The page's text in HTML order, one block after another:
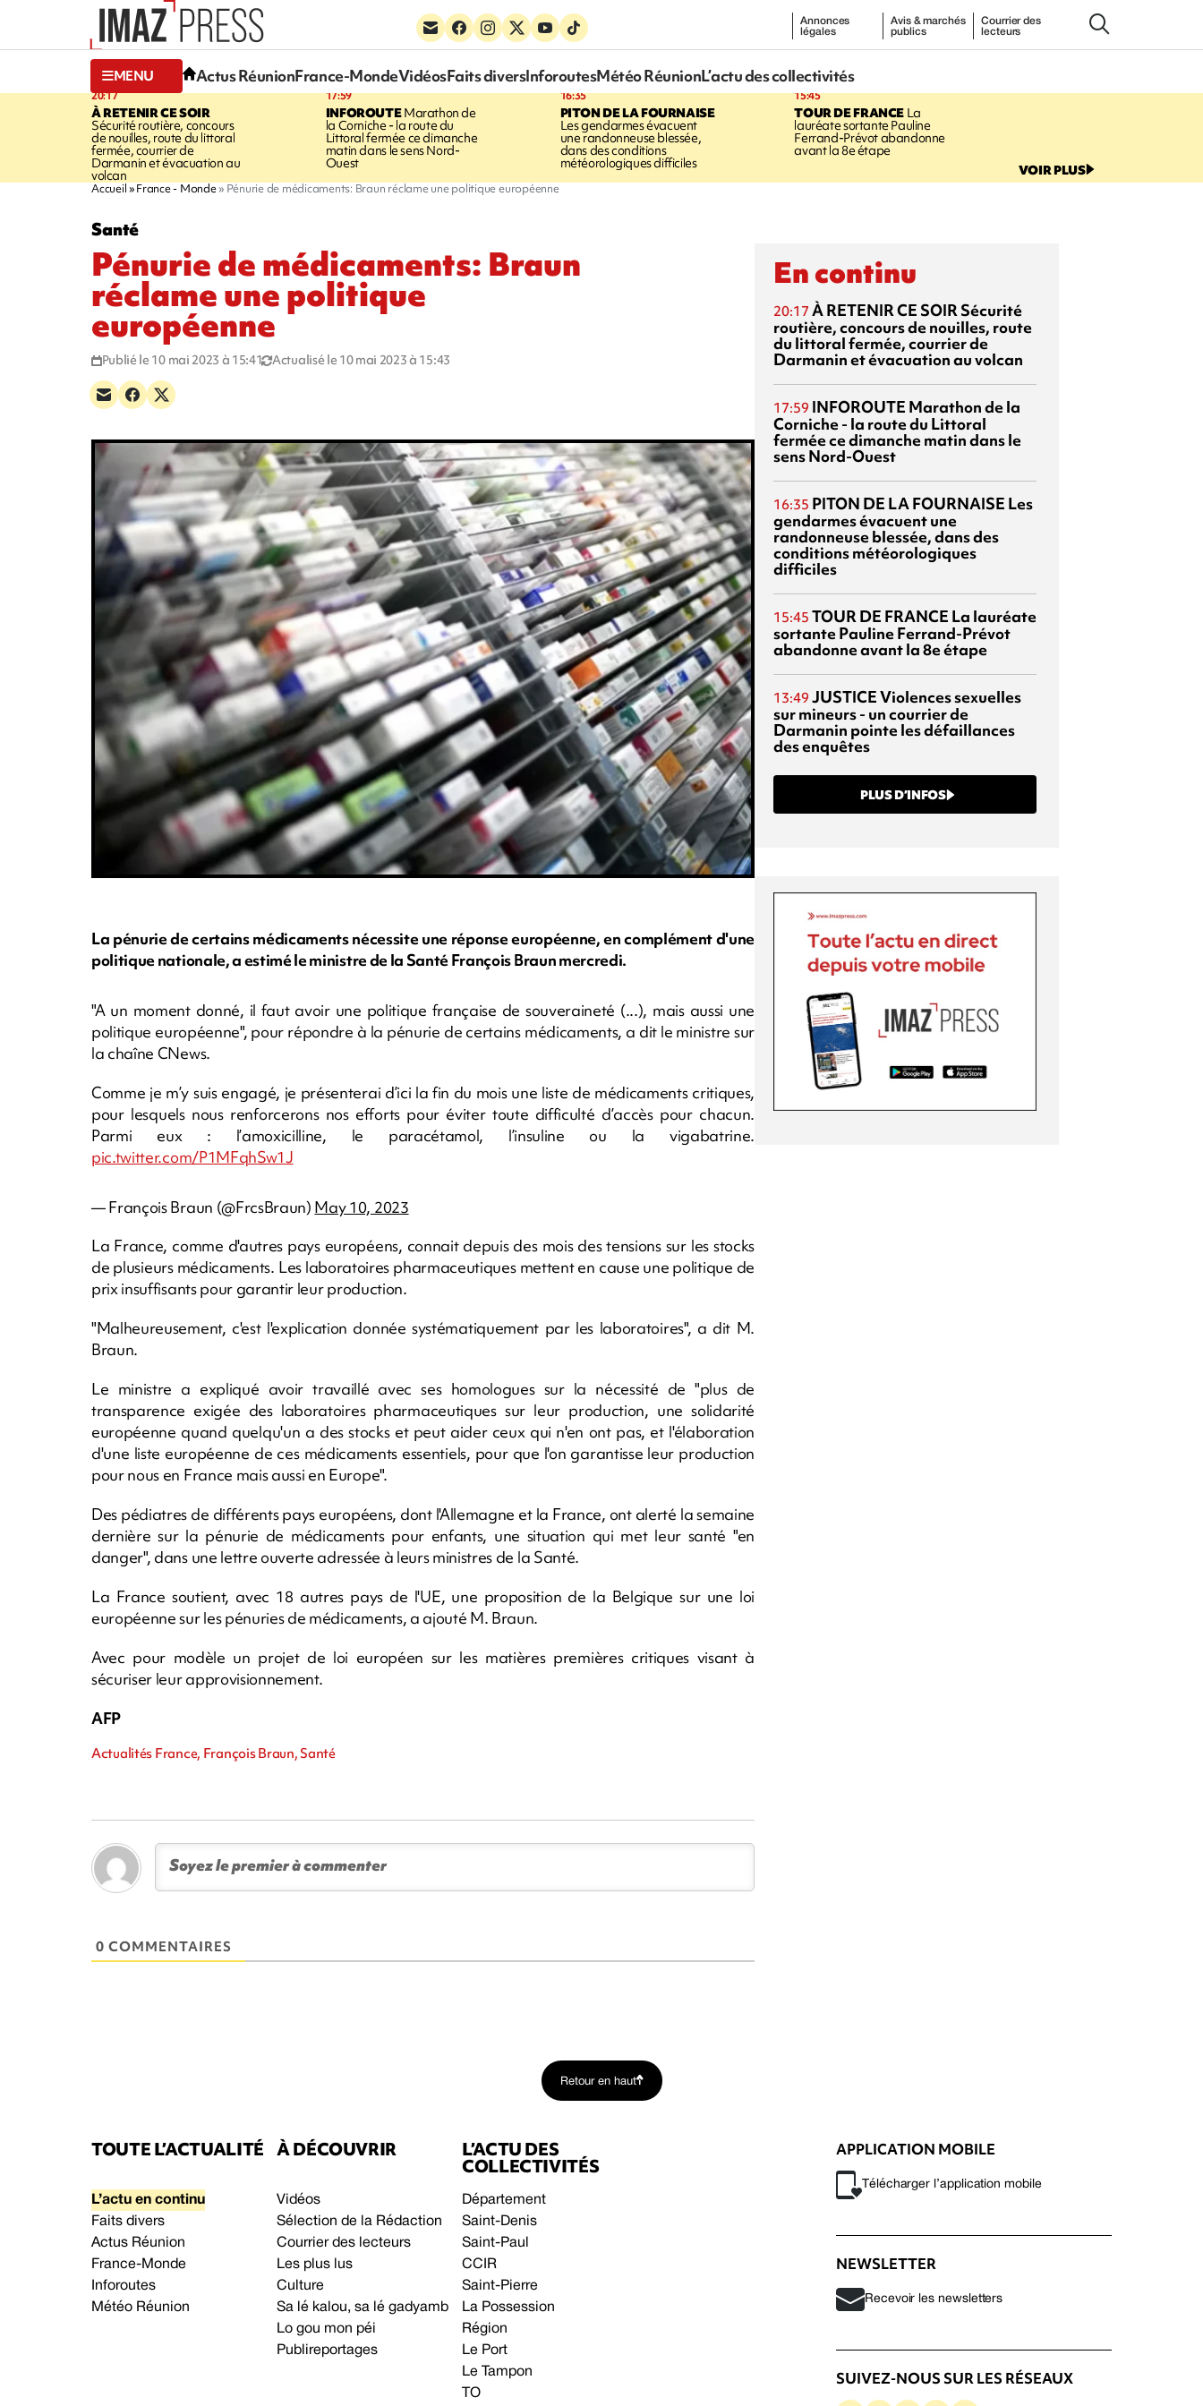
Annonces
légales
Avis & marchés
publics
Courrier des
lecteurs
MENU Actus RéunionFrance-MondeVidéosFaits diversInforoutesMétéo RéunionL’actu des collectivités
20:17
À RETENIR CE SOIR
Sécurité routière, concours
de nouilles, route du littoral
fermée, courrier de
Darmanin et évacuation au
volcan
17:59
INFOROUTEMarathon de
la Corniche - la route du
Littoral fermée ce dimanche
matin dans le sens Nord-
Ouest
16:35
PITON DE LA FOURNAISE
Les gendarmes évacuent
une randonneuse blessée,
dans des conditions
météorologiques difficiles
15:45
TOUR DE FRANCELa
lauréate sortante Pauline
Ferrand-Prévot abandonne
avant la 8e étape
VOIR PLUS
Accueil France - Monde Pénurie de médicaments: Braun réclame une politique européenne
Santé
Pénurie de médicaments: Braun
réclame une politique
européenne
Publié le 10 mai 2023 à 15:41 Actualisé le 10 mai 2023 à 15:43
La pénurie de certains médicaments nécessite une réponse européenne, en complément d'une
politique nationale, a estimé le ministre de la Santé François Braun mercredi.
"A un moment donné, il faut avoir une politique française de souveraineté (...), mais aussi une
politique européenne", pour répondre à la pénurie de certains médicaments, a dit le ministre sur
la chaîne CNews.
Comme je m’y suis engagé, je présenterai d’ici la fin du mois une liste de médicaments critiques,
pour lesquels nous renforcerons nos efforts pour éviter toute difficulté d’accès pour chacun.
Parmi eux : l’amoxicilline, le paracétamol, l’insuline ou la vigabatrine.
pic.twitter.com/P1MFqhSw1J
— François Braun (@FrcsBraun) May 10, 2023
La France, comme d'autres pays européens, connait depuis des mois des tensions sur les stocks
de plusieurs médicaments. Les laboratoires pharmaceutiques mettent en cause une politique de
prix insuffisants pour garantir leur production.
"Malheureusement, c'est l'explication donnée systématiquement par les laboratoires", a dit M.
Braun.
Le ministre a expliqué avoir travaillé avec ses homologues sur la nécessité de "plus de
transparence exigée des laboratoires pharmaceutiques sur leur production, une solidarité
européenne quand quelqu'un a des stocks et peut aider ceux qui n'en ont pas, et l'élaboration
d'une liste européenne de ces médicaments essentiels, pour que l'on garantisse leur production
pour nous en France mais aussi en Europe".
Des pédiatres de différents pays européens, dont l'Allemagne et la France, ont alerté la semaine
dernière sur la pénurie de médicaments pour enfants, une situation qui met leur santé "en
danger", dans une lettre ouverte adressée à leurs ministres de la Santé.
La France soutient, avec 18 autres pays de l'UE, une proposition de la Belgique sur une loi
européenne sur les pénuries de médicaments, a ajouté M. Braun.
Avec pour modèle un projet de loi européen sur les matières premières critiques visant à
sécuriser leur approvisionnement.
AFP
Actualités France, François Braun, Santé
0 COMMENTAIRES
En continu
20:17 À RETENIR CE SOIR Sécurité
routière, concours de nouilles, route
du littoral fermée, courrier de
Darmanin et évacuation au volcan
17:59 INFOROUTE Marathon de la
Corniche - la route du Littoral
fermée ce dimanche matin dans le
sens Nord-Ouest
16:35 PITON DE LA FOURNAISE Les
gendarmes évacuent une
randonneuse blessée, dans des
conditions météorologiques
difficiles
15:45 TOUR DE FRANCE La lauréate
sortante Pauline Ferrand-Prévot
abandonne avant la 8e étape
13:49 JUSTICEViolences sexuelles
sur mineurs - un courrier de
Darmanin pointe les défaillances
des enquêtes
PLUS D’INFOS
Retour en haut
TOUTE L’ACTUALITÉ
L’actu en continu
Faits divers
Actus Réunion
France-Monde
Inforoutes
Météo Réunion
À DÉCOUVRIR
Vidéos
Sélection de la Rédaction
Courrier des lecteurs
Les plus lus
Culture
Sa lé kalou, sa lé gadyamb
Lo gou mon péi
Publireportages
L’ACTU DES
COLLECTIVITÉS
Département
Saint-Denis
Saint-Paul
CCIR
Saint-Pierre
La Possession
Région
Le Port
Le Tampon
TO
APPLICATION MOBILE
Télécharger l’application mobile
NEWSLETTER
Recevoir les newsletters
SUIVEZ-NOUS SUR LES RÉSEAUX